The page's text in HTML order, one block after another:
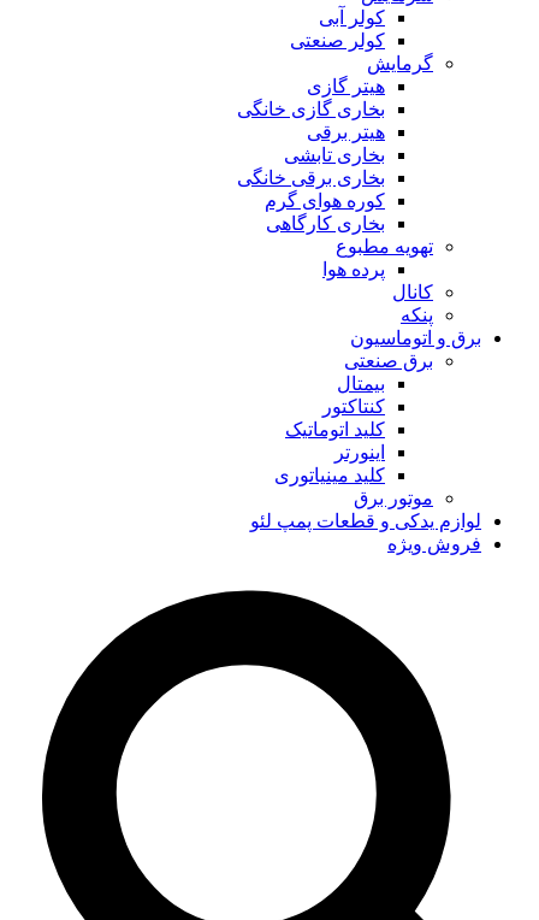
کولر آبی
کولر صنعتی
گرمایش
هیتر گازی
بخاری گازی خانگی
هیتر برقی
بخاری تابشی
بخاری برقی خانگی
کوره هوای گرم
بخاری کارگاهی
تهویه مطبوع
پرده هوا
کانال
پنکه
برق و اتوماسیون
برق صنعتی
بیمتال
کنتاکتور
کلید اتوماتیک
اینورتر
کلید مینیاتوری
موتور برق
لوازم یدکی و قطعات پمپ لئو
فروش ویژه